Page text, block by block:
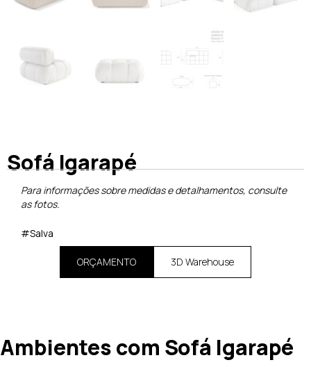
Sofá Igarapé
Para informações sobre medidas e detalhamentos, consulte
as fotos.
#Salva
ORÇAMENTO 3D Warehouse
Ambientes com Sofá Igarapé